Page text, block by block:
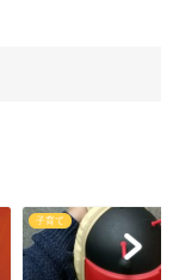
子育て